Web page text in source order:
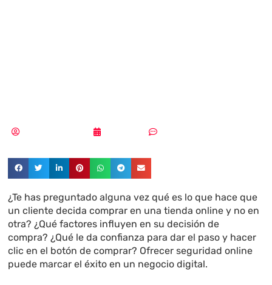
¿Te has preguntado alguna vez qué es lo que hace que
un cliente decida comprar en una tienda online y no en
otra? ¿Qué factores influyen en su decisión de
compra? ¿Qué le da confianza para dar el paso y hacer
clic en el botón de comprar? Ofrecer seguridad online
puede marcar el éxito en un negocio digital.